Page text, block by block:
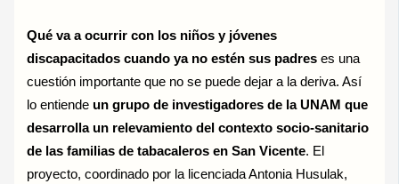
Qué va a ocurrir con los niños y jóvenes
discapacitados cuando ya no estén sus padres es una
cuestión importante que no se puede dejar a la deriva. Así
lo entiende un grupo de investigadores de la UNAM que
desarrolla un relevamiento del contexto socio-sanitario
de las familias de tabacaleros en San Vicente. El
proyecto, coordinado por la licenciada Antonia Husulak,